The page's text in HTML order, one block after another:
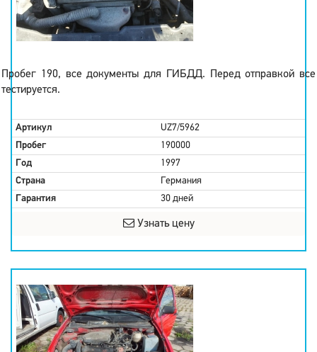
Пробег 190, все документы для ГИБДД. Перед отправкой все
тестируется.
Артикул
UZ7/5962
Пробег
190000
Год
1997
Страна
Германия
Гарантия
30 дней
Узнать цену